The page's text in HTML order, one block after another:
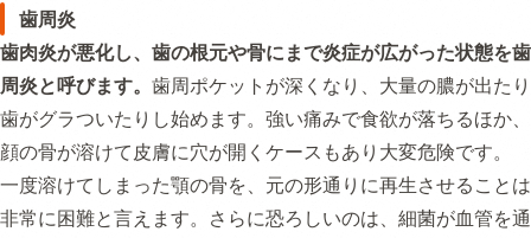
歯周炎
歯肉炎が悪化し、歯の根元や骨にまで炎症が広がった状態を歯
周炎と呼びます。 歯周ポケットが深くなり、大量の膿が出たり
歯がグラついたりし始めます。強い痛みで食欲が落ちるほか、
顔の骨が溶けて皮膚に穴が開くケースもあり大変危険です。
一度溶けてしまった顎の骨を、元の形通りに再生させることは
非常に困難と言えます。さらに恐ろしいのは、細菌が血管を通